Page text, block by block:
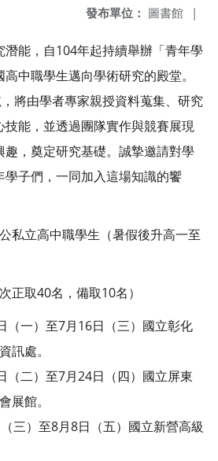
發布單位： 圖書館 |
能，自104年起持續舉辦「青年學
中職學生邁向學術研究的殿堂。
將由學者專家親授資料蒐集、研究
能，並透過團隊實作與競賽展現
，奠定研究基礎。誠摯邀請對學
子們，一同加入這場知識的饗
私立高中職學生（暑假後升高一至
正取40名，備取10名）
（一）至7月16日（三）國立彰化
訊處。
（二）至7月24日（四）國立屏東
展館。
三）至8月8日（五）國立新營高級